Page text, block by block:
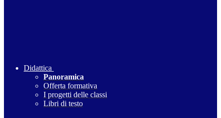
Didattica
Panoramica
Offerta formativa
I progetti delle classi
Libri di testo